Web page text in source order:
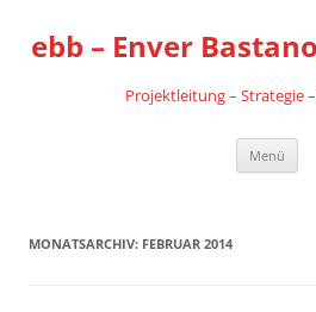
springen
ebb – Enver
Projektleitung – Strategie
Menü
MONATSARCHIV: FEBRUAR 2014